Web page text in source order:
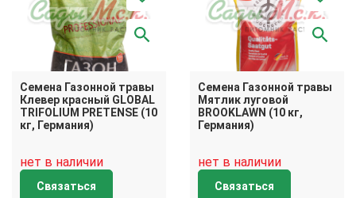
Семена Газонной травы
Клевер красный GLOBAL
TRIFOLIUM PRETENSE (10
кг, Германия)
нет в наличии
Связаться
Семена Газонной травы
Мятлик луговой
BROOKLAWN (10 кг,
Германия)
нет в наличии
Связаться